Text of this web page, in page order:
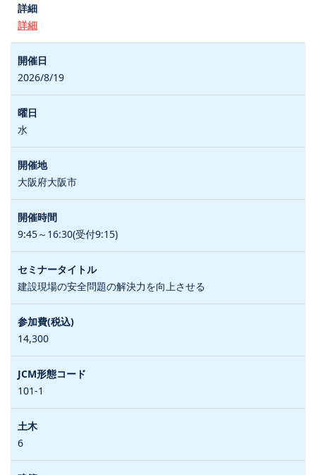
詳細
2026/8/19
水
大阪府大阪市
9:45～16:30(受付9:15)
建設現場の安全問題の解決力を向上させる
14,300
101-1
6